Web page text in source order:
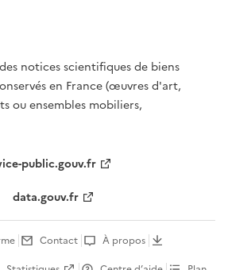
notices scientifiques de biens
en France (œuvres d'art,
ou ensembles mobiliers,
public.gouv.fr
data.gouv.fr
Contact
À propos